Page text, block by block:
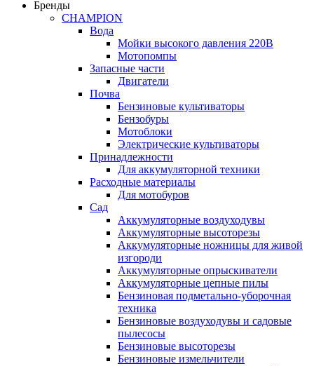
Бренды
CHAMPION
Вода
Мойки высокого давления 220В
Мотопомпы
Запасные части
Двигатели
Почва
Бензиновые культиваторы
Бензобуры
Мотоблоки
Электрические культиваторы
Принадлежности
Для аккумуляторной техники
Расходные материалы
Для мотобуров
Сад
Аккумуляторные воздуходувы
Аккумуляторные высоторезы
Аккумуляторные ножницы для живой
изгороди
Аккумуляторные опрыскиватели
Аккумуляторные цепные пилы
Бензиновая подметально-уборочная
техника
Бензиновые воздуходувы и садовые
пылесосы
Бензиновые высоторезы
Бензиновые измельчители